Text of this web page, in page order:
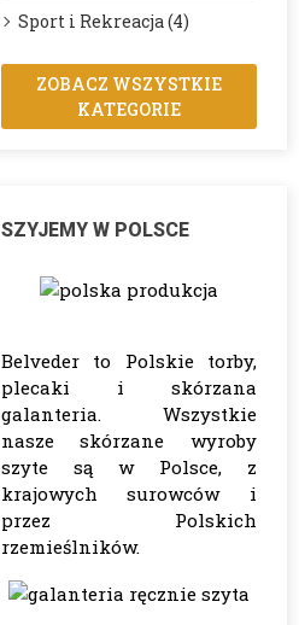
Sport i Rekreacja (4)
ZOBACZ WSZYSTKIE
KATEGORIE
SZYJEMY W POLSCE
Belveder to Polskie torby,
plecaki i skórzana
galanteria. Wszystkie
nasze skórzane wyroby
szyte są w Polsce, z
krajowych surowców i
przez Polskich
rzemieślników.